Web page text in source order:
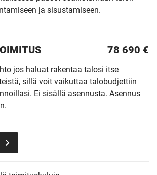
ja sisustamiseen.
78 690 €
jos haluat rakentaa talosi itse
sillä voit vaikuttaa talobudjettiin
Ei sisällä asennusta. Asennus